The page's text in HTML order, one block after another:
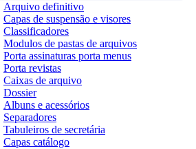
Arquivo definitivo
Capas de suspensão e visores
Classificadores
Modulos de pastas de arquivos
Porta assinaturas porta menus
Porta revistas
Caixas de arquivo
Dossier
Albuns e acessórios
Separadores
Tabuleiros de secretária
Capas catálogo